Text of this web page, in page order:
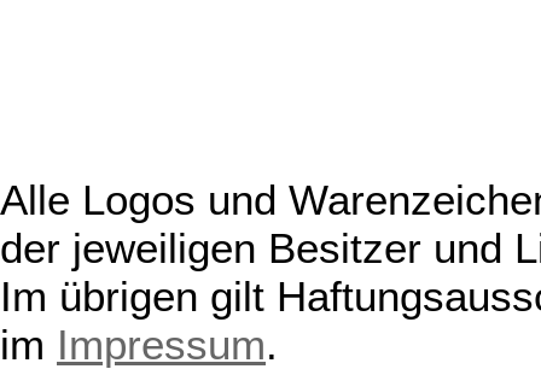
Alle Logos und
der jeweiligen Besitzer und
Im übrigen gilt
im Impressum.